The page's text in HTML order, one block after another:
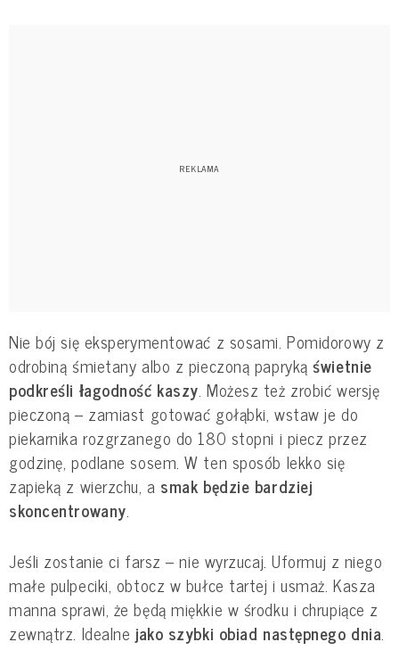
Nie bój się eksperymentować z sosami. Pomidorowy z
odrobiną śmietany albo z pieczoną paprykąświetnie
podkreśli łagodność kaszy. Możesz też zrobić wersję
pieczoną – zamiast gotować gołąbki, wstaw je do
piekarnika rozgrzanego do 180 stopni i piecz przez
godzinę, podlane sosem. W ten sposób lekko się
zapieką z wierzchu, a smak będzie bardziej
skoncentrowany.
Jeśli zostanie ci farsz – nie wyrzucaj. Uformuj z niego
małe pulpeciki, obtocz w bułce tartej i usmaż. Kasza
manna sprawi, że będą miękkie w środku i chrupiące z
zewnątrz. Idealne jako szybki obiad następnego dnia.